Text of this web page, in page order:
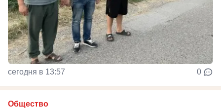
сегодня в 13:57 0
Общество